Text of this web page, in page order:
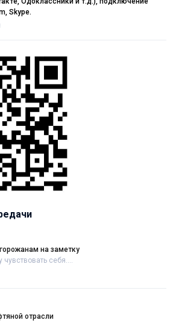
Skype.
на заметку
себя....
отрасли